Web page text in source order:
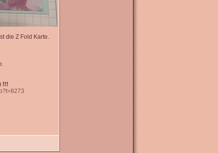
die Z Fold Karte.
!!!